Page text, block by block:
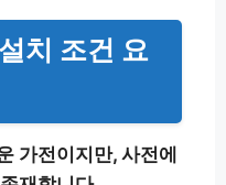
치 조건 요
가전이지만, 사전에